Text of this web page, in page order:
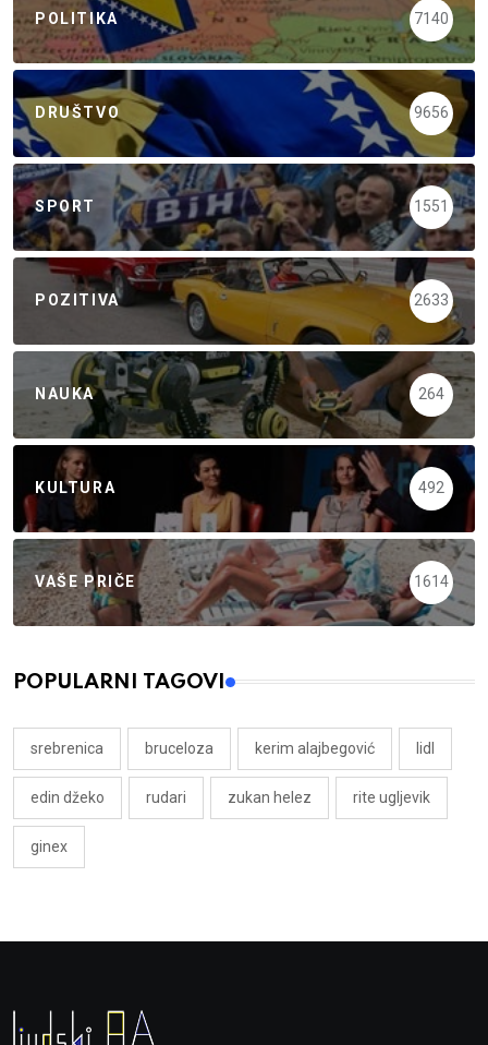
POLITIKA 7140
DRUŠTVO 9656
SPORT 1551
POZITIVA 2633
NAUKA 264
KULTURA 492
VAŠE PRIČE 1614
POPULARNI TAGOVI
srebrenica bruceloza kerim alajbegović lidl
edin džeko rudari zukan helez rite ugljevik
ginex